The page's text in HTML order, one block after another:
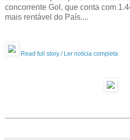
concorrente Gol, que conta com
mais rentável do País....
Read full story / Ler notícia completa